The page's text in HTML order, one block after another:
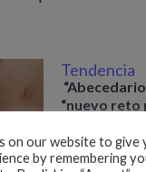
Tendencia
“nuevo reto
on our website to give
by remembering